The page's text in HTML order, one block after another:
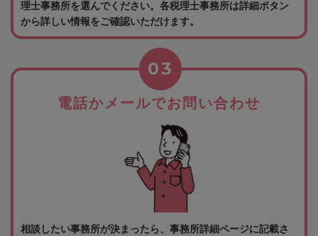
理士事務所を選んでください。各税理士事務所は詳細ボタン
から詳しい情報をご確認いただけます。
電話かメールでお問い合わせ
03
相談したい事務所が決まったら、事務所詳細ページに記載さ